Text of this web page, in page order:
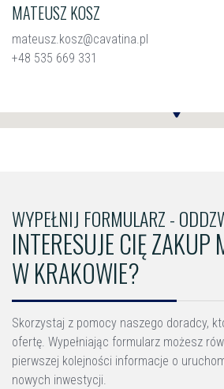
MATEUSZ KOSZ
mateusz.kosz@cavatina.pl
+48 535 669 331
WYPEŁNIJ FORMULARZ -
INTERESUJE CIĘ ZAKUP
W KRAKOWIE?
Skorzystaj z pomocy naszego doradcy,
ofertę. Wypełniając formularz możesz
pierwszej kolejności informacje o
nowych inwestycji.